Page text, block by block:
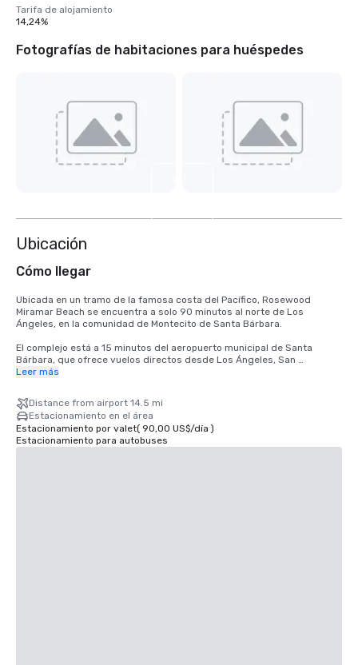
Tarifa de alojamiento
14,24%
Fotografías de habitaciones para huéspedes
Ubicación
Cómo llegar
Ubicada en un tramo de la famosa costa del Pacífico, Rosewood
Miramar Beach se encuentra a solo 90 minutos al norte de Los
Ángeles, en la comunidad de Montecito de Santa Bárbara.
El complejo está a 15 minutos del aeropuerto municipal de Santa
Bárbara, que ofrece vuelos directos desde Los Ángeles, San
Francisco, Dallas, Denver, Phoenix, Portland, Atlanta, Las Vegas, Salt
Leer más
Distance from airport 14.5 mi
Estacionamiento en el área
Estacionamiento por valet( 90,00 US$/día )
Estacionamiento para autobuses